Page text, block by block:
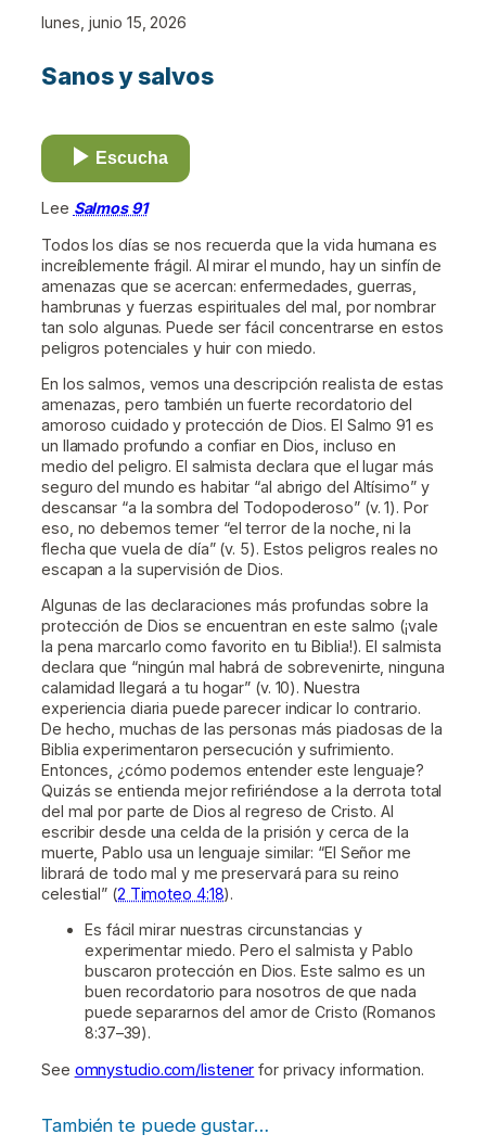
lunes, junio 15, 2026
Sanos y salvos
Escucha
Lee Salmos 91
Todos los días se nos recuerda que la vida humana es
increíblemente frágil. Al mirar el mundo, hay un sinfín de
amenazas que se acercan: enfermedades, guerras,
hambrunas y fuerzas espirituales del mal, por nombrar
tan solo algunas. Puede ser fácil concentrarse en estos
peligros potenciales y huir con miedo.
En los salmos, vemos una descripción realista de estas
amenazas, pero también un fuerte recordatorio del
amoroso cuidado y protección de Dios. El Salmo 91 es
un llamado profundo a confiar en Dios, incluso en
medio del peligro. El salmista declara que el lugar más
seguro del mundo es habitar “al abrigo del Altísimo” y
descansar “a la sombra del Todopoderoso” (v. 1). Por
eso, no debemos temer “el terror de la noche, ni la
flecha que vuela de día” (v. 5). Estos peligros reales no
escapan a la supervisión de Dios.
Algunas de las declaraciones más profundas sobre la
protección de Dios se encuentran en este salmo (¡vale
la pena marcarlo como favorito en tu Biblia!). El salmista
declara que “ningún mal habrá de sobrevenirte, ninguna
calamidad llegará a tu hogar” (v. 10). Nuestra
experiencia diaria puede parecer indicar lo contrario.
De hecho, muchas de las personas más piadosas de la
Biblia experimentaron persecución y sufrimiento.
Entonces, ¿cómo podemos entender este lenguaje?
Quizás se entienda mejor refiriéndose a la derrota total
del mal por parte de Dios al regreso de Cristo. Al
escribir desde una celda de la prisión y cerca de la
muerte, Pablo usa un lenguaje similar: “El Señor me
librará de todo mal y me preservará para su reino
celestial” (2 Timoteo 4:18).
Es fácil mirar nuestras circunstancias y
experimentar miedo. Pero el salmista y Pablo
buscaron protección en Dios. Este salmo es un
buen recordatorio para nosotros de que nada
puede separarnos del amor de Cristo (Romanos
8:37–39).
See omnystudio.com/listener for privacy information.
También te puede gustar…